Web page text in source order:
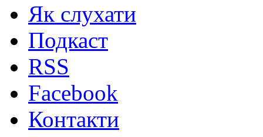
Як слухати
Подкаст
RSS
Facebook
Контакти